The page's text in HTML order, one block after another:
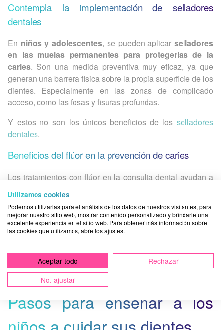
Contempla la implementación de selladores
dentales
En niños y adolescentes, se pueden aplicarselladores
en las muelas permanentes para protegerlas de la
caries. Son una medida preventiva muy eficaz, ya que
generan una barrera física sobre la propia superficie de los
dientes. Especialmente en las zonas de complicado
acceso, como las fosas y fisuras profundas.
Y estos no son los únicos beneficios de los selladores
dentales.
Beneficios del flúor en la prevención de caries
Los tratamientos con flúor en la consulta dental ayudan a
especialmente en personas con alto riesgo.
La caries es, actualmente, la principal enfermedad común
de los españoles, con más de 35 millones de personas
(‘Atlas de Salud Bucodental en España’ - Consejo General
de Dentistas)
Pasos para enseñar a los
Utilizamos cookies
Podemos utilizarlas para el análisis de los datos de nuestros visitantes, para
mejorar nuestro sitio web, mostrar contenido personalizado y brindarle una
excelente experiencia en el sitio web. Para obtener más información sobre
las cookies que utilizamos, abre los ajustes.
Aceptar todo
Rechazar
No, ajustar